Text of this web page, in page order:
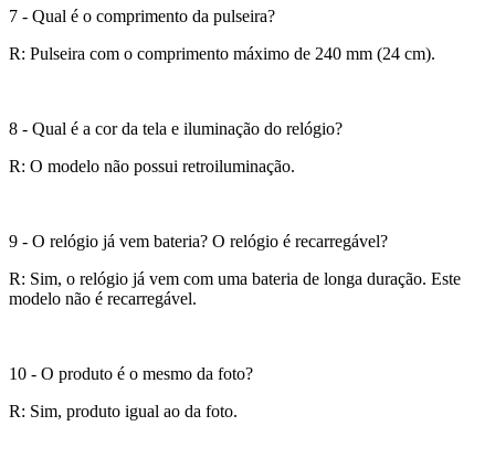
7 - Qual é o comprimento da pulseira?
R: Pulseira com o comprimento máximo de 240 mm (24 cm).
8 - Qual é a cor da tela e iluminação do relógio?
R: O modelo não possui retroiluminação.
9 - O relógio já vem bateria? O relógio é recarregável?
R: Sim, o relógio já vem com uma bateria de longa duração. Este
modelo não é recarregável.
10 - O produto é o mesmo da foto?
R: Sim, produto igual ao da foto.